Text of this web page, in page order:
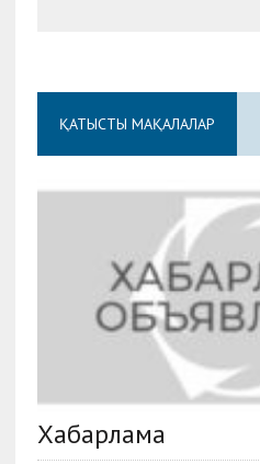
ҚАТЫСТЫ МАҚАЛАЛАР
Хабарлама